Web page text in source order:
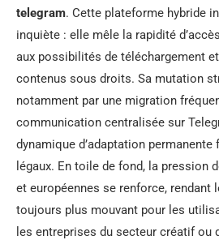
telegram. Cette plateforme hybride
inquiète : elle mêle la rapidité
aux possibilités de téléchargement
contenus sous droits. Sa mutation
notamment par une migration
communication centralisée sur
dynamique d’adaptation permanente
légaux. En toile de fond, la pression
et européennes se renforce, rendant
toujours plus mouvant pour les
les entreprises du secteur créatif ou